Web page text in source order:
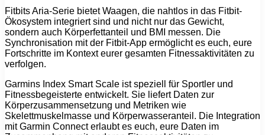
Fitbits Aria-Serie bietet Waagen, die nahtlos in das Fitbit-
Ökosystem integriert sind und nicht nur das Gewicht,
sondern auch Körperfettanteil und BMI messen. Die
Synchronisation mit der Fitbit-App ermöglicht es euch, eure
Fortschritte im Kontext eurer gesamten Fitnessaktivitäten zu
verfolgen.
Garmins Index Smart Scale ist speziell für Sportler und
Fitnessbegeisterte entwickelt. Sie liefert Daten zur
Körperzusammensetzung und Metriken wie
Skelettmuskelmasse und Körperwasseranteil. Die Integration
mit Garmin Connect erlaubt es euch, eure Daten im